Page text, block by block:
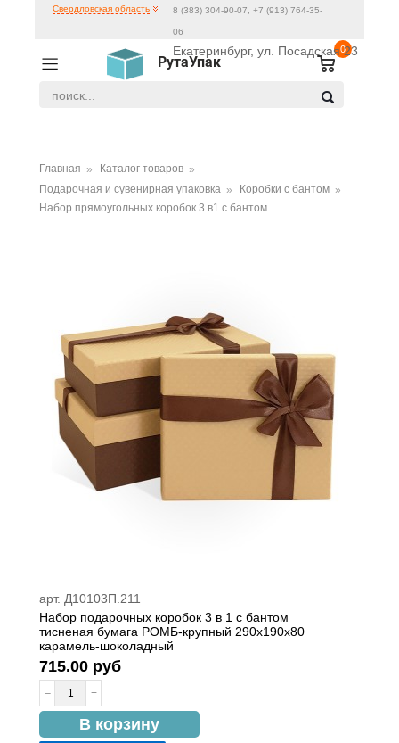
РутаУпак
0
Свердловская область 8 (383) 304-90-07, +7 (913) 764-35-
06
Екатеринбург, ул. Посадская 23
Главная
Каталог товаров
Подарочная и сувенирная упаковка
Коробки с бантом
Набор прямоугольных коробок 3 в1 с бантом
арт. Д10103П.211
Набор подарочных коробок 3 в 1 с бантом
тисненая бумага РОМБ-крупный 290x190x80
карамель-шоколадный
715.00 руб
– +
В корзину
в наличии